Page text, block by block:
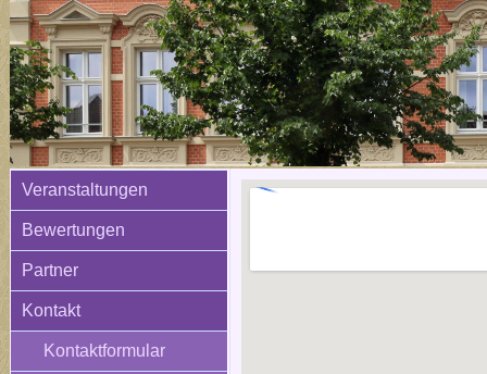
Veranstaltungen
Bewertungen
Partner
Kontakt
Kontaktformular